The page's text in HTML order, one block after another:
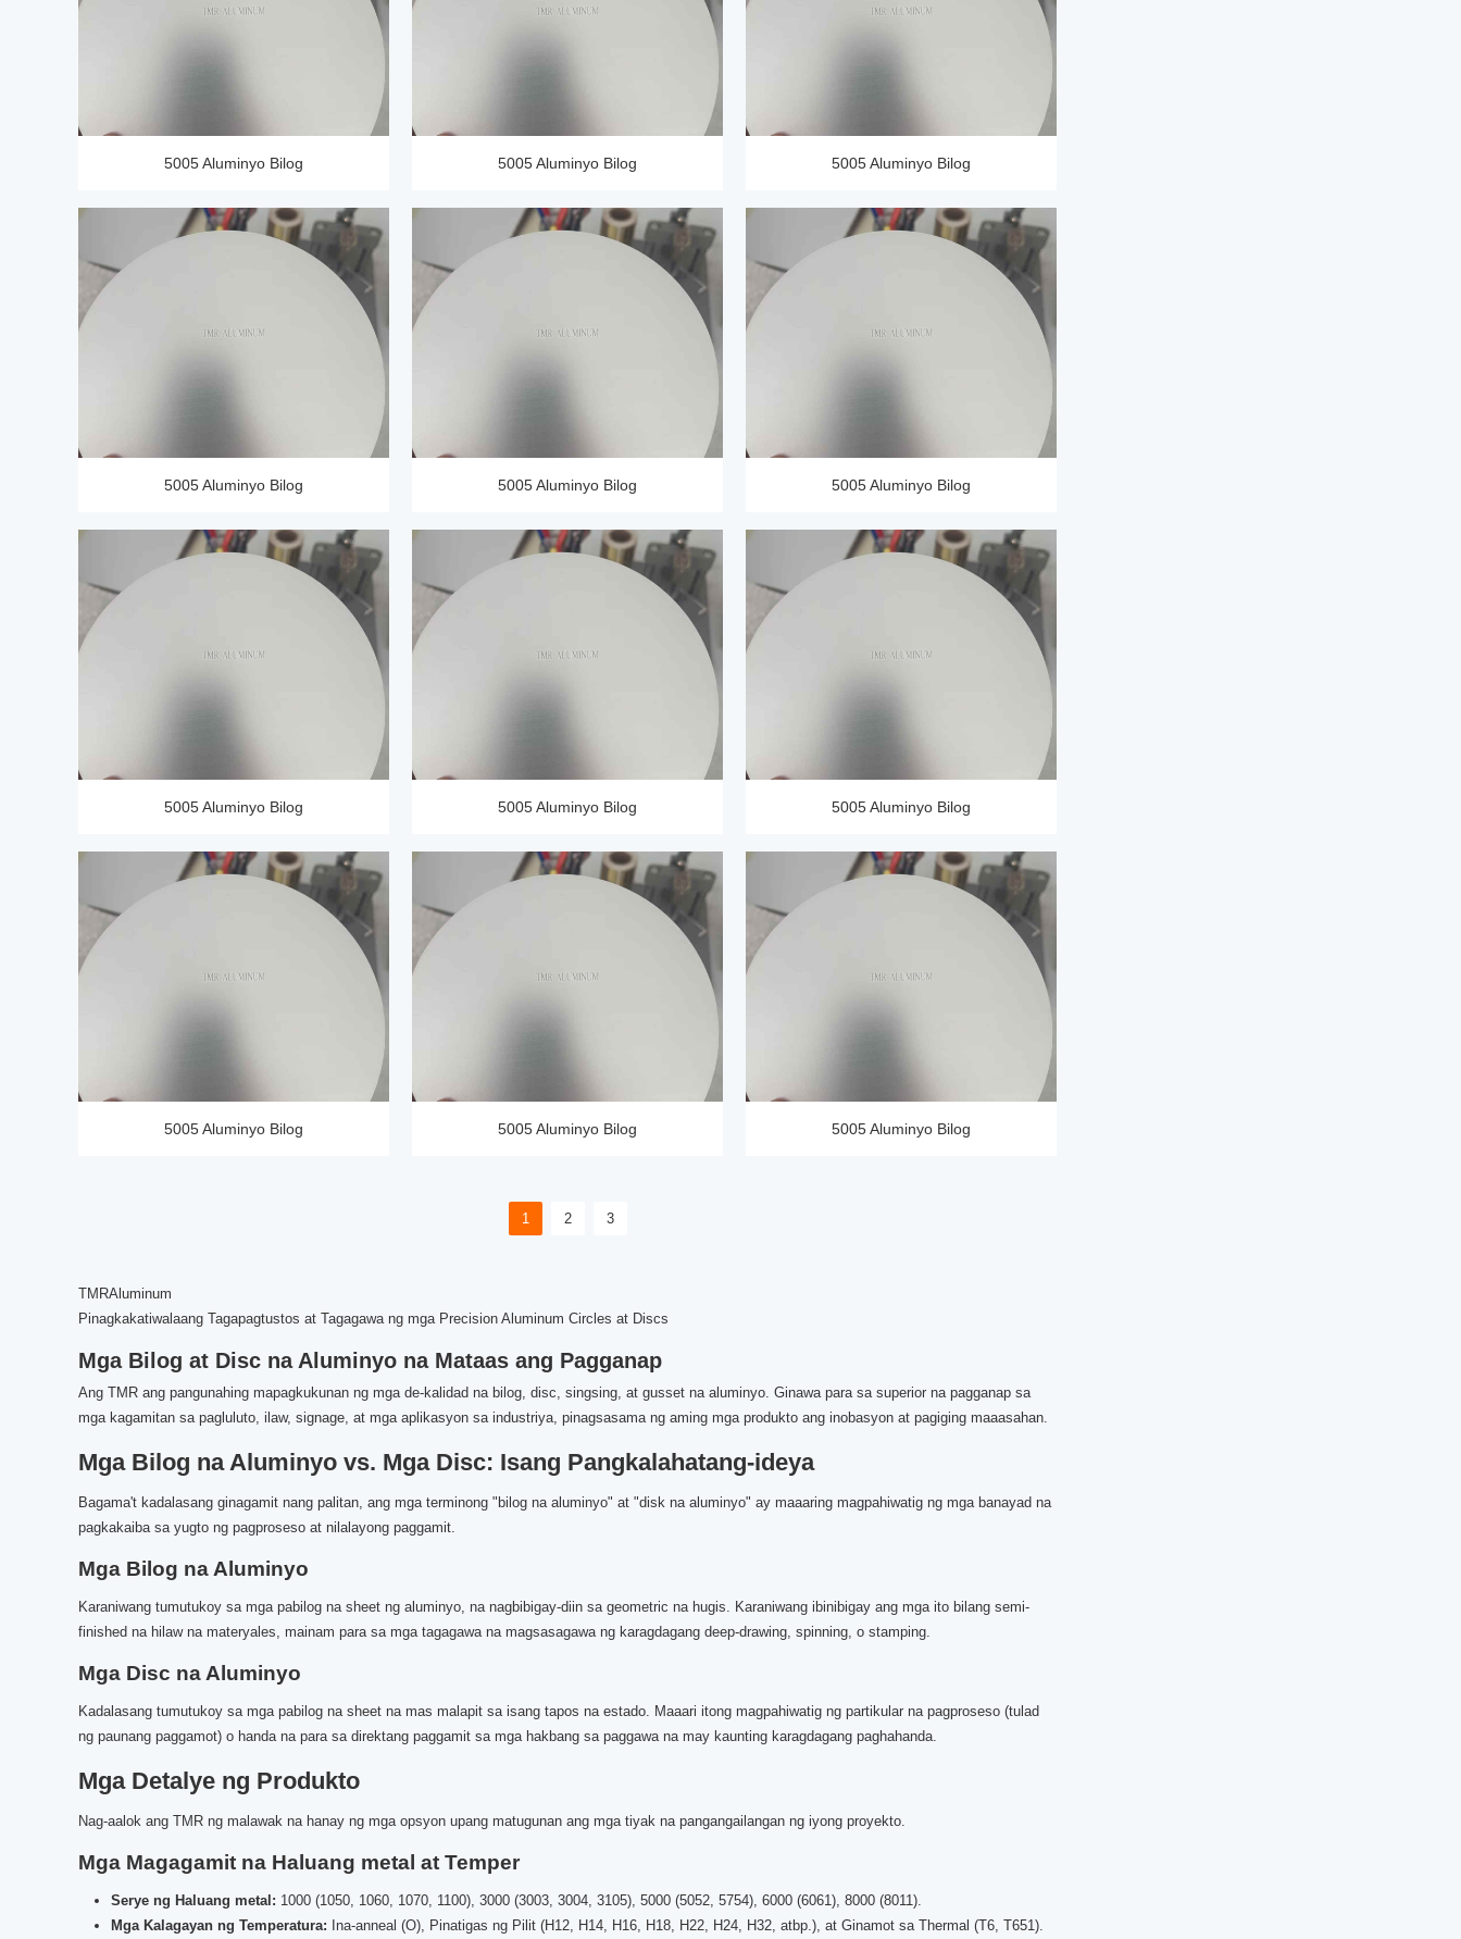
5005 Aluminyo Bilog 5005 Aluminyo Bilog 5005 Aluminyo Bilog
5005 Aluminyo Bilog 5005 Aluminyo Bilog 5005 Aluminyo Bilog
5005 Aluminyo Bilog 5005 Aluminyo Bilog 5005 Aluminyo Bilog
5005 Aluminyo Bilog 5005 Aluminyo Bilog 5005 Aluminyo Bilog
1 2 3
TMRAluminum
Pinagkakatiwalaang Tagapagtustos at Tagagawa ng mga Precision Aluminum Circles at Discs
Mga Bilog at Disc na Aluminyo na Mataas ang Pagganap
Ang TMR ang pangunahing mapagkukunan ng mga de-kalidad na bilog, disc, singsing, at gusset na aluminyo. Ginawa para sa superior na pagganap sa
mga kagamitan sa pagluluto, ilaw, signage, at mga aplikasyon sa industriya, pinagsasama ng aming mga produkto ang inobasyon at pagiging maaasahan.
Mga Bilog na Aluminyo vs. Mga Disc: Isang Pangkalahatang-ideya
Bagama't kadalasang ginagamit nang palitan, ang mga terminong "bilog na aluminyo" at "disk na aluminyo" ay maaaring magpahiwatig ng mga banayad na
pagkakaiba sa yugto ng pagproseso at nilalayong paggamit.
Mga Bilog na Aluminyo
Karaniwang tumutukoy sa mga pabilog na sheet ng aluminyo, na nagbibigay-diin sa geometric na hugis. Karaniwang ibinibigay ang mga ito bilang semi-
finished na hilaw na materyales, mainam para sa mga tagagawa na magsasagawa ng karagdagang deep-drawing, spinning, o stamping.
Mga Disc na Aluminyo
Kadalasang tumutukoy sa mga pabilog na sheet na mas malapit sa isang tapos na estado. Maaari itong magpahiwatig ng partikular na pagproseso (tulad
ng paunang paggamot) o handa na para sa direktang paggamit sa mga hakbang sa paggawa na may kaunting karagdagang paghahanda.
Mga Detalye ng Produkto
Nag-aalok ang TMR ng malawak na hanay ng mga opsyon upang matugunan ang mga tiyak na pangangailangan ng iyong proyekto.
Mga Magagamit na Haluang metal at Temper
Serye ng Haluang metal: 1000 (1050, 1060, 1070, 1100), 3000 (3003, 3004, 3105), 5000 (5052, 5754), 6000 (6061), 8000 (8011).
Mga Kalagayan ng Temperatura: Ina-anneal (O), Pinatigas ng Pilit (H12, H14, H16, H18, H22, H24, H32, atbp.), at Ginamot sa Thermal (T6, T651).